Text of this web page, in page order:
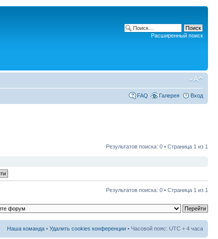
Расширенный поиск
FAQ Галерея Вход
Результатов поиска: 0 • Страница 1 из 1
Результатов поиска: 0 • Страница 1 из 1
Наша команда • Удалить cookies конференции • Часовой пояс: UTC + 4 часа